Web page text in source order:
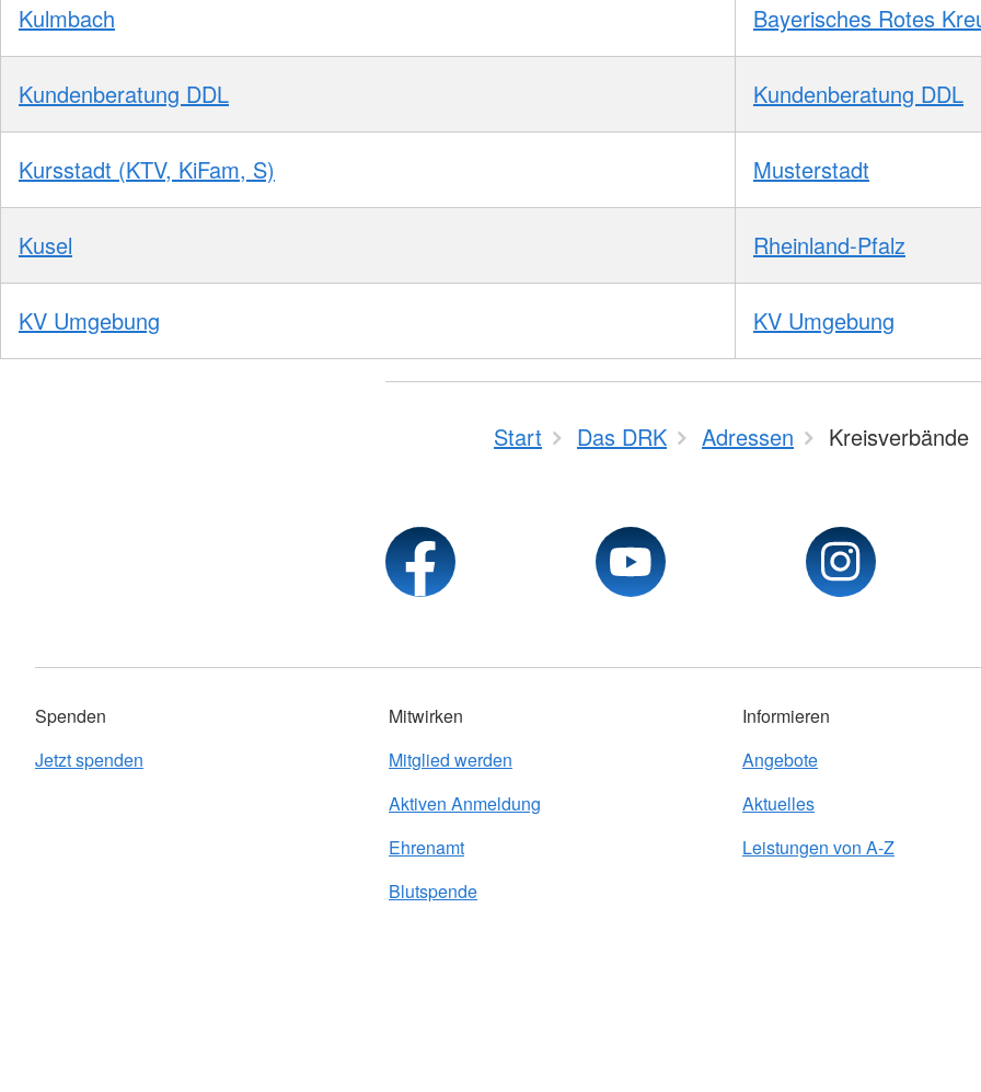
Kulmbach Bayerisches Rotes
Kundenberatung DDL Kundenberatung DDL
Kursstadt (KTV, KiFam, S) Musterstadt
Kusel Rheinland-Pfalz
KV Umgebung KV Umgebung
Start Das DRK Adressen Kreisverbände
Spenden
Jetzt spenden
Mitwirken
Mitglied werden
Aktiven Anmeldung
Ehrenamt
Blutspende
Informieren
Angebote
Aktuelles
Leistungen von A-Z